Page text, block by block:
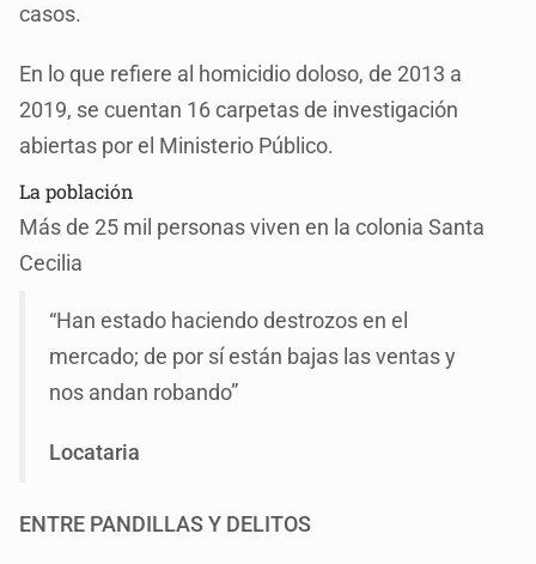
casos.
En lo que refiere al homicidio doloso, de 2013 a
2019, se cuentan 16 carpetas de investigación
abiertas por el Ministerio Público.
La población
Más de 25 mil personas viven en la colonia Santa
Cecilia
“Han estado haciendo destrozos en el
mercado; de por sí están bajas las ventas y
nos andan robando”
Locataria
ENTRE PANDILLAS Y DELITOS